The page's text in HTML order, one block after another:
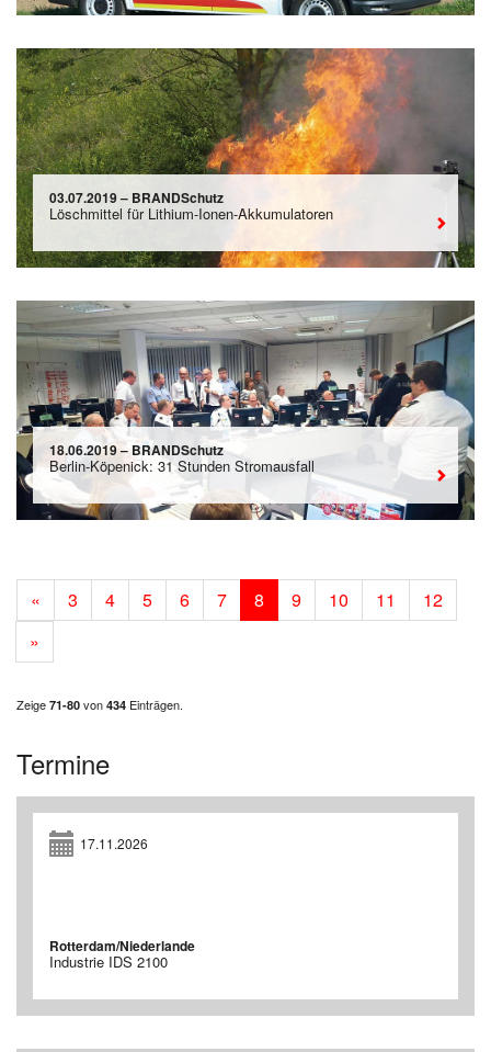
03.07.2019 – BRANDSchutz
Löschmittel für Lithium-Ionen-Akkumulatoren
18.06.2019 – BRANDSchutz
Berlin-Köpenick: 31 Stunden Stromausfall
« 3 4 5 6 7 8 9 10 11
12
»
Zeige 71-80 von 434 Einträgen.
Termine
17.11.2026
Rotterdam/Niederlande
Industrie IDS 2100